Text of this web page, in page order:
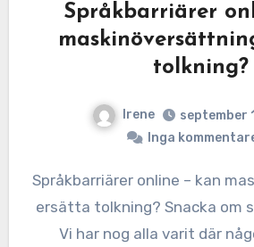
Språkbarriärer
tolkning?
Irene
september
Inga
Språkbarriärer online – kan maskinöversättning
ersätta tolkning? Snacka om
Vi har nog alla varit där